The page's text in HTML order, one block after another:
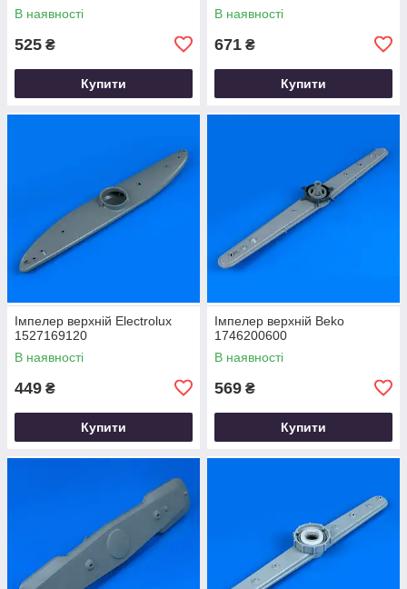
В наявності
525 ₴
Купити
В наявності
671 ₴
Купити
Імпелер верхній Electrolux
1527169120
В наявності
449 ₴
Купити
Імпелер верхній Beko
1746200600
В наявності
569 ₴
Купити